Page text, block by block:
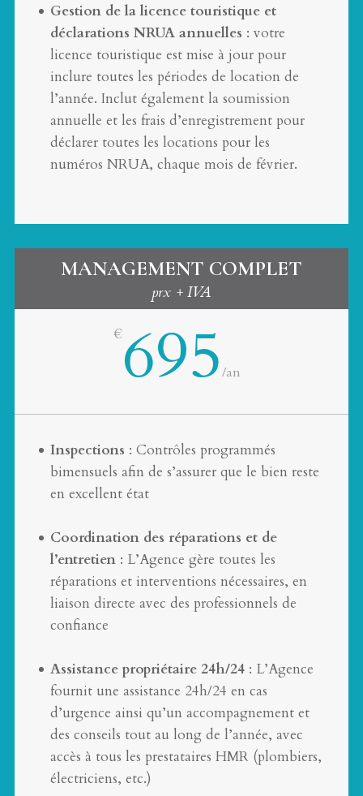
Gestion de la licence touristique et
déclarations NRUA annuelles : votre
licence touristique est mise à jour pour
inclure toutes les périodes de location de
l’année. Inclut également la soumission
annuelle et les frais d’enregistrement pour
déclarer toutes les locations pour les
numéros NRUA, chaque mois de février.
MANAGEMENT COMPLET
prx + IVA
€695/an
Inspections : Contrôles programmés
bimensuels afin de s’assurer que le bien reste
en excellent état
Coordination des réparations et de
l’entretien: L’Agence gère toutes les
réparations et interventions nécessaires, en
liaison directe avec des professionnels de
confiance
Assistance propriétaire 24h/24: L’Agence
fournit une assistance 24h/24 en cas
d’urgence ainsi qu’un accompagnement et
des conseils tout au long de l’année, avec
accès à tous les prestataires HMR (plombiers,
électriciens, etc.)